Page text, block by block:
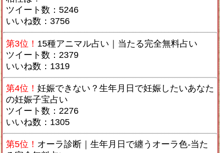
ツイート数：5246
いいね数：3756
第3位！ 15種アニマル占い｜当たる完全無料占い
ツイート数：2379
いいね数：1319
第4位！ 妊娠できない？生年月日で妊娠したいあなた
の妊娠子宝占い
ツイート数：2276
いいね数：1305
第5位！ オーラ診断｜生年月日で纏うオーラ色-当た